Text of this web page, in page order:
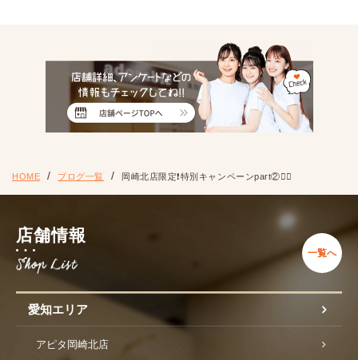
HOME ブログ一覧 岡崎北店限定❗️特別キャンペーンpart②❤️‍🔥
店舗情報
一覧へ
愛知エリア
アピタ岡崎北店